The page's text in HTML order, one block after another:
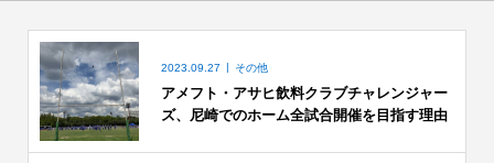
2023.09.27 その他
アメフト・アサヒ飲料クラブチャレンジャー
ズ、尼崎でのホーム全試合開催を目指す理由